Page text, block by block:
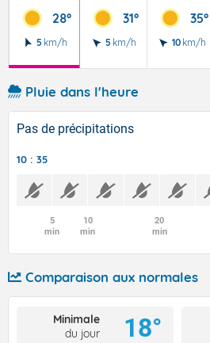
28°
5 km/h
31°
5 km/h
35°
10 km/h
Pluie dans l'heure
Pas de précipitations
10 : 35
5
min
10
min
20
min
Comparaison aux normales
Minimale
du jour
18°